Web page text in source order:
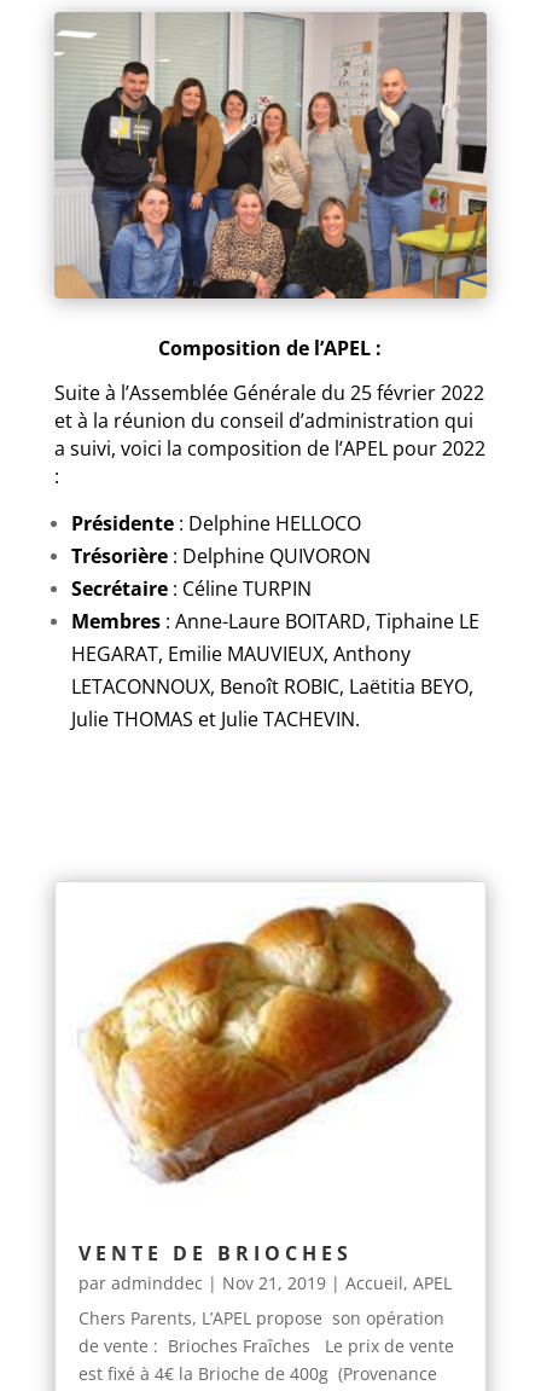
Composition de l’APEL :
Suite à l’Assemblée Générale du 25 février 2022
et à la réunion du conseil d’administration qui
a suivi, voici la composition de l’APEL pour 2022
:
Présidente: Delphine HELLOCO
Trésorière: Delphine QUIVORON
Secrétaire: Céline TURPIN
Membres: Anne-Laure BOITARD, Tiphaine LE
HEGARAT, Emilie MAUVIEUX, Anthony
LETACONNOUX, Benoît ROBIC, Laëtitia BEYO,
Julie THOMAS et Julie TACHEVIN.
VENTE DE BRIOCHES
par adminddec | Nov 21, 2019| Accueil, APEL
Chers Parents, L’APEL propose son opération
de vente : Brioches Fraîches Le prix de vente
est fixé à 4€ la Brioche de 400g (Provenance